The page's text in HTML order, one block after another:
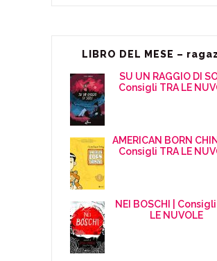
LIBRO DEL MESE –
SU UN RAGGIO DI
Consigli TRA LE
AMERICAN BORN
Consigli TRA LE
NEI BOSCHI |
LE NUVOLE